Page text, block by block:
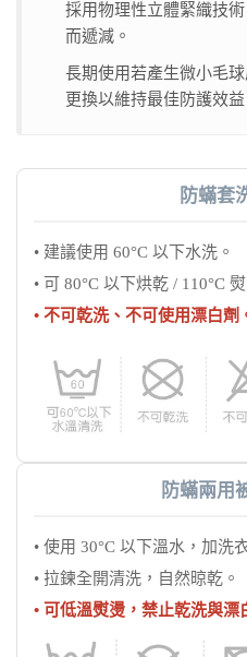
採用物理性立體緊織技
而遞減。
長期使用若產生微小毛
更換以維持最佳防護效益
防蟎套
• 建議使用 60°C 以下水洗。
• 可 80°C 以下烘乾 / 110°C 熨
• 不可乾洗、不可使用漂白劑
防蟎兩用
• 使用 30°C 以下溫水，加洗
• 拉鍊全開清洗，自然晾乾。
• 可低溫熨燙，禁止乾洗與漂